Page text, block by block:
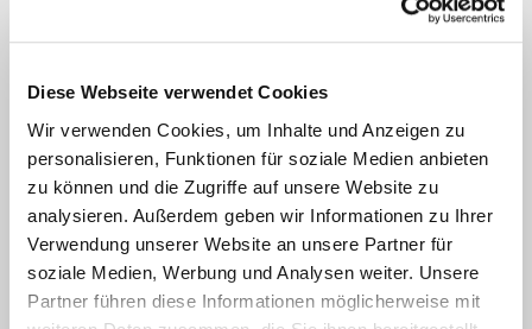
Diese Webseite verwendet Cookies
Wir verwenden Cookies, um Inhalte und Anzeigen zu
personalisieren, Funktionen für soziale Medien anbieten
zu können und die Zugriffe auf unsere Website zu
analysieren. Außerdem geben wir Informationen zu Ihrer
Verwendung unserer Website an unsere Partner für
soziale Medien, Werbung und Analysen weiter. Unsere
Partner führen diese Informationen möglicherweise mit
große Vielfalt an Publikums- und
Uniklinik Düsseldorf (UKD). Nun ist das
aktualisierte Programm für 2025 abrufbar. Auf
der Websitehttps://www.uniklinik-
duesseldorf.de/veranstaltungsprogramm kann
die Übersicht als PDF heruntergeladen werden.